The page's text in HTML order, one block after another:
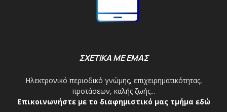
ΣΧΕΤΙΚΑ ΜΕ ΕΜΑΣ
Ηλεκτρονικό περιοδικό γνώμης, επιχειρηματικότητας,
προτάσεων, καλής ζωής...
Επικοινωνήστε με το διαφημιστικό μας τμήμα εδώ